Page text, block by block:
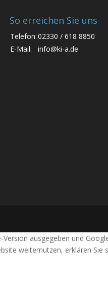
So erreichen Sie uns
Telefon:02330 / 618 8850
E-Mail:
info@ki-a.de
ausgegeben und
weiternutzen, erklären Sie